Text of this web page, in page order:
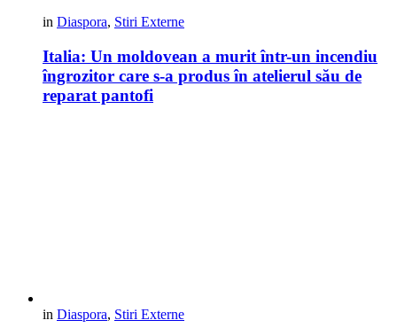
in Diaspora, Stiri Externe
Italia: Un moldovean a murit într-un incendiu
îngrozitor care s-a produs în atelierul său de
reparat pantofi
in Diaspora, Stiri Externe